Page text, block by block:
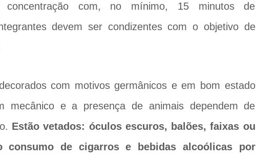
com, no mínimo, 15 minutos de
devem ser condizentes com o objetivo de
com motivos germânicos e em bom estado
mecânico e a presença de animais dependem de
Estão vetados: óculos escuros, balões, faixas ou
consumo de cigarros e bebidas alcoólicas por